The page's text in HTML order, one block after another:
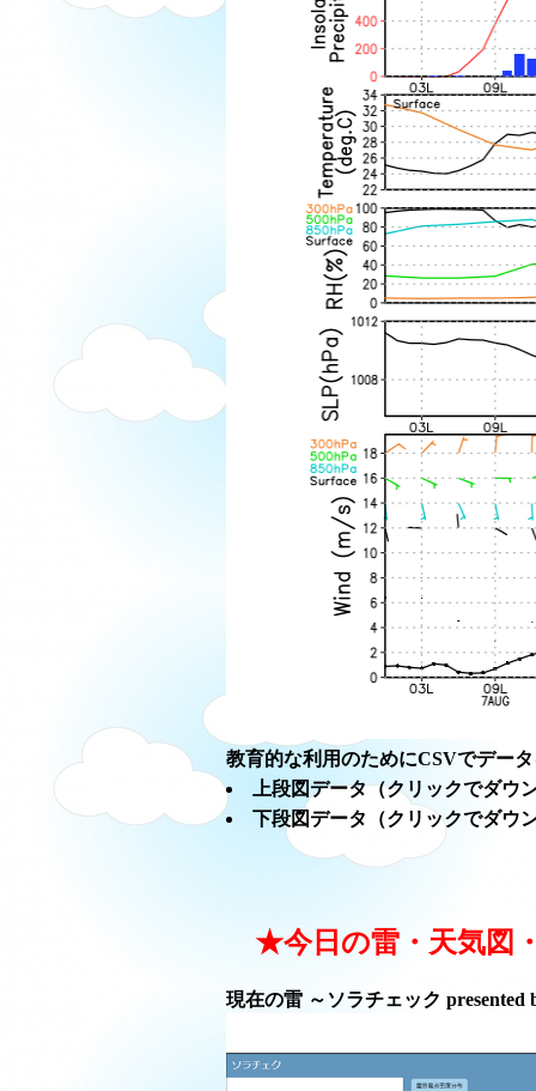
教育的な利用のためにCSVでデー
上段図データ（クリックでダウ
下段図データ（クリックでダウ
★今日の雷・天気図
現在の雷 ～ソラチェック presented